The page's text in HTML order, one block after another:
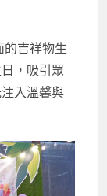
吉祥物生
，吸引眾
入溫馨與